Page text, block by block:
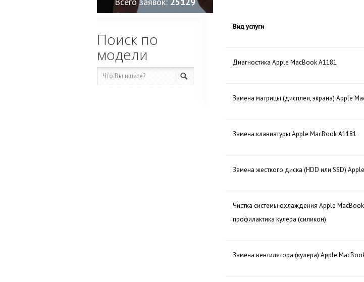
Вид услуги
Диагностика Apple MacBook A1181
Замена матрицы (дисплея, экрана) Apple
Замена клавиатуры Apple MacBook A1181
Замена жесткого диска (HDD или SSD)
Чистка системы охлаждения Apple
профилактика кулера (силикон)
Замена вентилятора (кулера) Apple
Поиск по
модели